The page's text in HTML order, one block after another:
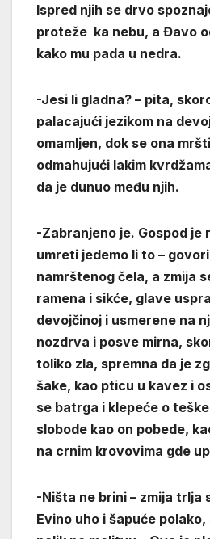
Ispred njih se drvo
proteže ka nebu, a Đavo
kako mu pada u nedra.
-Jesi li gladna? – pita,
palacajući jezikom na
omamljen, dok se ona
odmahujući lakim
da je dunuo među njih.
-Zabranjeno je. Gospod je
umreti jedemo li to –
namrštenog čela, a zmija
ramena i sikće, glave
devojčinoj i usmerene na
nozdrva i posve mirna,
toliko zla, spremna da je
šake, kao pticu u kavez i
se batrga i klepeće o
slobode kao on pobede,
na crnim krovovima gde
-Ništa ne brini – zmija trlja
Evino uho i šapuće